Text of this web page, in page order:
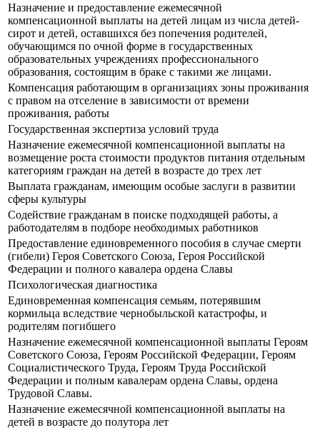
Назначение и предоставление ежемесячной
компенсационной выплаты на детей лицам из числа детей-
сирот и детей, оставшихся без попечения родителей,
обучающимся по очной форме в государственных
образовательных учреждениях профессионального
образования, состоящим в браке с такими же лицами.
Компенсация работающим в организациях зоны проживания
с правом на отселение в зависимости от времени
проживания, работы
Государственная экспертиза условий труда
Назначение ежемесячной компенсационной выплаты на
возмещение роста стоимости продуктов питания отдельным
категориям граждан на детей в возрасте до трех лет
Выплата гражданам, имеющим особые заслуги в развитии
сферы культуры
Содействие гражданам в поиске подходящей работы, а
работодателям в подборе необходимых работников
Предоставление единовременного пособия в случае смерти
(гибели) Героя Советского Союза, Героя Российской
Федерации и полного кавалера ордена Славы
Психологическая диагностика
Единовременная компенсация семьям, потерявшим
кормильца вследствие чернобыльской катастрофы, и
родителям погибшего
Назначение ежемесячной компенсационной выплаты Героям
Советского Союза, Героям Российской Федерации, Героям
Социалистического Труда, Героям Труда Российской
Федерации и полным кавалерам ордена Славы, ордена
Трудовой Славы.
Назначение ежемесячной компенсационной выплаты на
детей в возрасте до полутора лет